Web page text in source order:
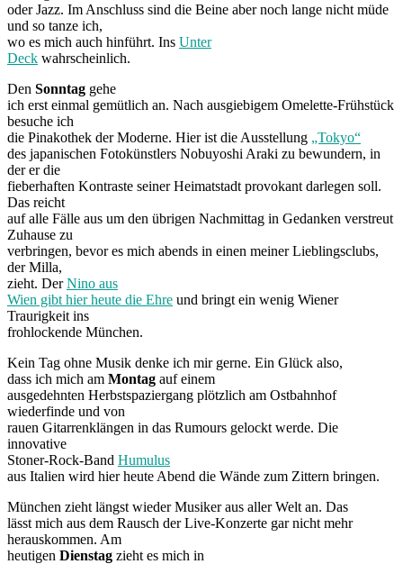
oder Jazz. Im Anschluss sind die Beine aber noch lange nicht müde
und so tanze ich,
wo es mich auch hinführt. Ins Unter
Deck wahrscheinlich.
Den Sonntag gehe
ich erst einmal gemütlich an. Nach ausgiebigem Omelette-Frühstück
besuche ich
die Pinakothek der Moderne. Hier ist die Ausstellung „Tokyo“
des japanischen Fotokünstlers Nobuyoshi Araki zu bewundern, in
der er die
fieberhaften Kontraste seiner Heimatstadt provokant darlegen soll.
Das reicht
auf alle Fälle aus um den übrigen Nachmittag in Gedanken verstreut
Zuhause zu
verbringen, bevor es mich abends in einen meiner Lieblingsclubs,
der Milla,
zieht. DerNino aus
Wien gibt hier heute die Ehre und bringt ein wenig Wiener
Traurigkeit ins
frohlockende München.
Kein Tag ohne Musik denke ich mir gerne. Ein Glück also,
dass ich mich am Montag auf einem
ausgedehnten Herbstspaziergang plötzlich am Ostbahnhof
wiederfinde und von
rauen Gitarrenklängen in das Rumours gelockt werde. Die
innovative
Stoner-Rock-Band Humulus
aus Italien wird hier heute Abend die Wände zum Zittern bringen.
München zieht längst wieder Musiker aus aller Welt an. Das
lässt mich aus dem Rausch der Live-Konzerte gar nicht mehr
herauskommen. Am
heutigen Dienstag zieht es mich in